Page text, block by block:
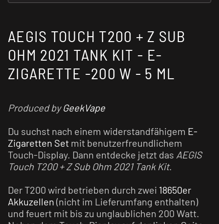
AEGIS TOUCH T200 + Z SUB
OHM 2021 TANK KIT - E-
ZIGARETTE -200 W - 5 ML
Produced byGeekVape
Du suchst nach einem widerstandfähigem E-
Zigaretten Set mit benutzerfreundlichem
Touch-Display. Dann entdecke jetzt das AEGIS
Touch T200 + Z Sub Ohm 2021 Tank Kit.
Der T200 wird betrieben durch zwei 18650er
Akkuzellen (nicht im Lieferumfang enthalten)
und feuert mit bis zu unglaublichen 200 Watt.